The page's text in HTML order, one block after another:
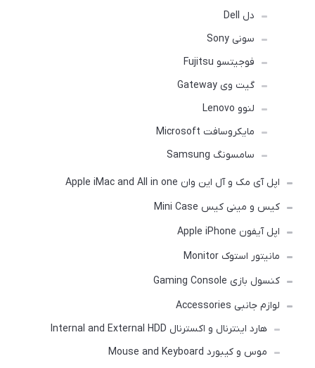
دل Dell
سونی Sony
فوجیتسو Fujitsu
گیت وی Gateway
لنوو Lenovo
مایکروسافت Microsoft
سامسونگ Samsung
اپل آی مک و آل این وان Apple iMac and All in one
کیس و مینی کیس Mini Case
اپل آیفون Apple iPhone
مانیتور استوک Monitor
کنسول بازی Gaming Console
لوازم جانبی Accessories
هارد اینترنال و اکسترنال Internal and External HDD
موس و کیبورد Mouse and Keyboard